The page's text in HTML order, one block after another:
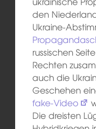
den
Ukraine-
russischen
Rechten
auch die
Geschehen
fake-Video
Die dreisten